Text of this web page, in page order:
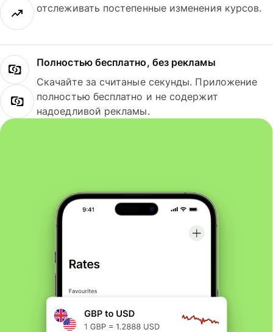
отслеживать постепенные изменения курсов.
Полностью бесплатно, без рекламы
Скачайте за считаные секунды. Приложение
полностью бесплатно и не содержит
надоедливой рекламы.